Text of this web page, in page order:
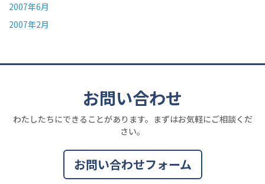
2007年6月
2007年2月
お問い合わせ
わたしたちにできることがあります。まずはお気軽にご相談くだ
さい。
お問い合わせフォーム